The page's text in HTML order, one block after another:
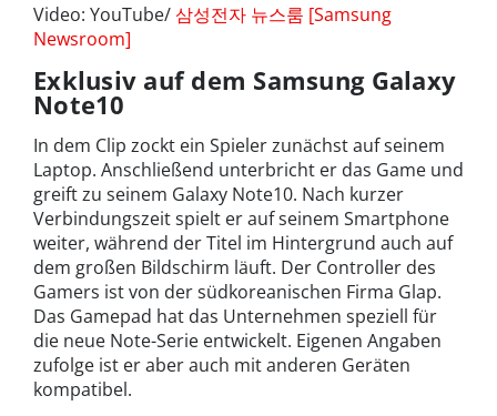
Video: YouTube/삼성전자 뉴스룸 [Samsung
Newsroom]
Exklusiv auf dem Samsung Galaxy
Note10
In dem Clip zockt ein Spieler zunächst auf seinem
Laptop. Anschließend unterbricht er das Game und
greift zu seinem Galaxy Note10. Nach kurzer
Verbindungszeit spielt er auf seinem Smartphone
weiter, während der Titel im Hintergrund auch auf
dem großen Bildschirm läuft. Der Controller des
Gamers ist von der südkoreanischen Firma Glap.
Das Gamepad hat das Unternehmen speziell für
die neue Note-Serie entwickelt. Eigenen Angaben
zufolge ist er aber auch mit anderen Geräten
kompatibel.